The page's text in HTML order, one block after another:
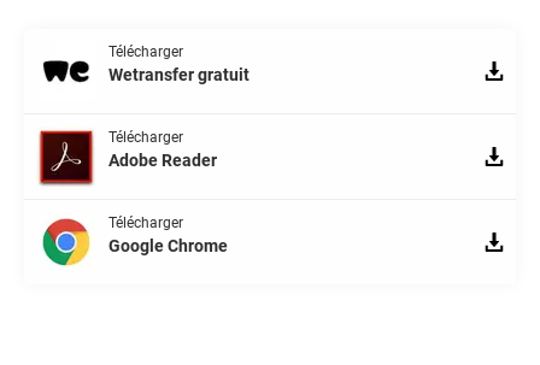
Télécharger
Wetransfer gratuit
Télécharger
Adobe Reader
Télécharger
Google Chrome